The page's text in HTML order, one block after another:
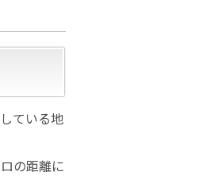
ている地
の距離に